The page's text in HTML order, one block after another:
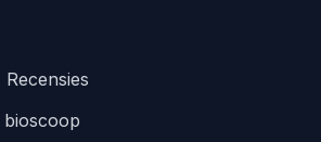
Recensies